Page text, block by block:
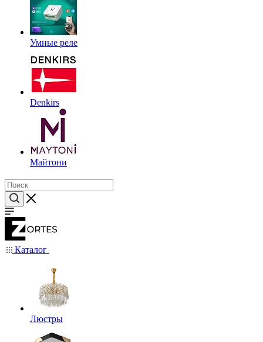
Умные реле
Denkirs
Майтони
Каталог
Люстры